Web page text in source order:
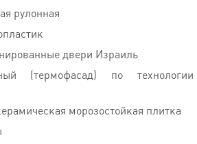
рулонная
двери Израиль
(термофасад) по технологии
морозостойкая плитка